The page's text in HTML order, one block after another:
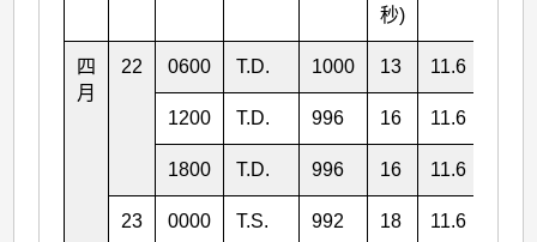
秒)
四
月
22 0600 T.D. 1000 13 11.6
1200 T.D. 996 16 11.6
1800 T.D. 996 16 11.6
23 0000 T.S. 992 18 11.6